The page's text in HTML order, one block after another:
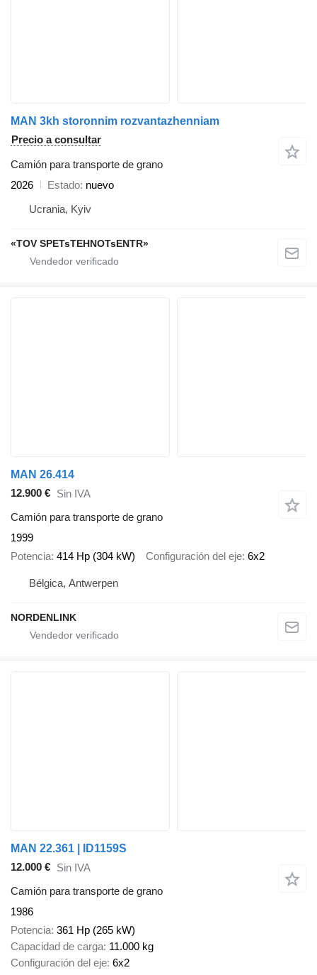
MAN 3kh storonnim rozvantazhenniam
Precio a consultar
Camión para transporte de grano
2026
Estado nuevo
Ucrania, Kyiv
«TOV SPETsTEHNOTsENTR»
MAN 26.414
12.900 € Sin IVA
Camión para transporte de grano
1999
Potencia 414 Hp (304 kW) Configuración del eje 6x2
Bélgica, Antwerpen
NORDENLINK
MAN 22.361 | ID1159S
12.000 € Sin IVA
Camión para transporte de grano
1986
Potencia 361 Hp (265 kW)
Capacidad de carga 11.000 kg
Configuración del eje 6x2